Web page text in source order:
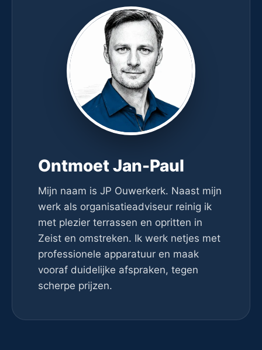
Ontmoet Jan-Paul
Mijn naam is JP Ouwerkerk. Naast mijn
werk als organisatieadviseur reinig ik
met plezier terrassen en opritten in
Zeist en omstreken. Ik werk netjes met
professionele apparatuur en maak
vooraf duidelijke afspraken, tegen
scherpe prijzen.